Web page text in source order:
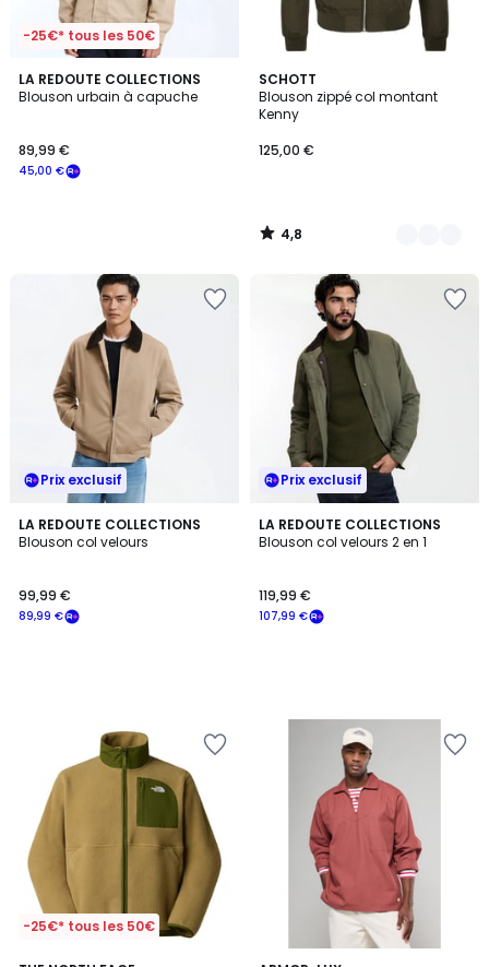
-25€* tous les 50€
LA REDOUTE COLLECTIONS
Blouson urbain à capuche
45,00 €
89,99 €
SCHOTT
Blouson zippé col montant
Kenny
125,00 €
4,8
/ 5
7
Couleurs
4,8
/
Prix exclusif
LA REDOUTE COLLECTIONS
Blouson col velours
89,99 €
99,99 €
Prix exclusif
LA REDOUTE COLLECTIONS
Blouson col velours 2 en 1
107,99 €
119,99 €
-25€* tous les 50€